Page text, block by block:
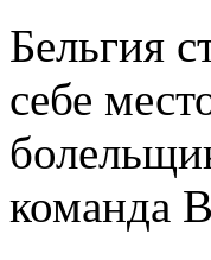
Бельгия
себе
команда